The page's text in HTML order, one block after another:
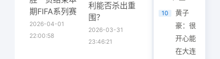
期FIFA系列赛
2026-04-01
22:00:58
利能否杀出重
围？
2026-03-31
23:46:21
10
黄子
豪：很
开心能
在大连